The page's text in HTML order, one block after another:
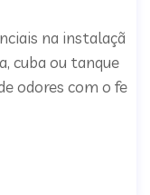
na instalaçã
cuba ou tanque
odores com o fe